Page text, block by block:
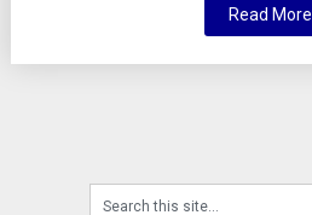
Read More